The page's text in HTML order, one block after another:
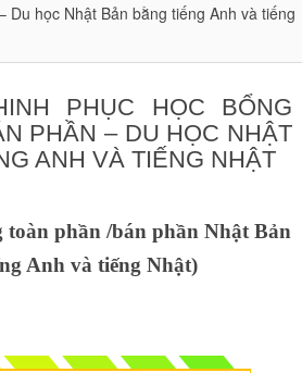
Du học Nhật Bản bằng tiếng Anh và tiếng
PHỤC HỌC BỔNG
PHẦN – DU HỌC NHẬT
ANH VÀ TIẾNG NHẬT
toàn phần /bán phần Nhật Bản
Anh và tiếng Nhật)